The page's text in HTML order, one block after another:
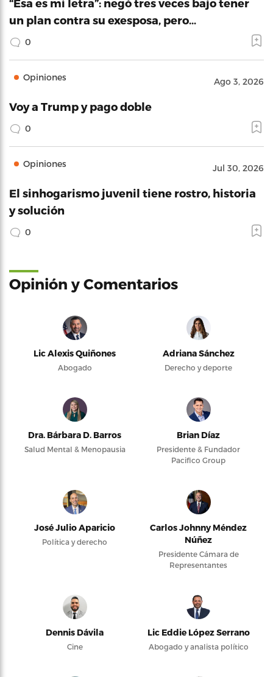
“Esa es mi letra”: negó tres veces bajo tener
un plan contra su exesposa, pero…
0
Opiniones Ago 3, 2026
Voy a Trump y pago doble
0
Opiniones Jul 30, 2026
El sinhogarismo juvenil tiene rostro, historia
y solución
0
Opinión y Comentarios
Lic Alexis Quiñones
Abogado
Adriana Sánchez
Derecho y deporte
Dra. Bárbara D. Barros
Salud Mental & Menopausia
Brian Díaz
Presidente & Fundador
Pacifico Group
José Julio Aparicio
Política y derecho
Carlos Johnny Méndez
Núñez
Presidente Cámara de
Representantes
Dennis Dávila
Cine
Lic Eddie López Serrano
Abogado y analista político